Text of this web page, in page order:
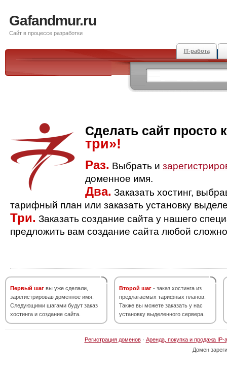
Gafandmur.ru
Сайт в процессе разработки
IT-работа
Сделать сайт просто
три»!
Раз. Выбрать и
доменное имя.
Два. Заказать хостинг,
тарифный план или заказать установку
Три. Заказать создание сайта у нашего
предложить вам создание сайта любой
Первый шаг вы уже сделали,
зарегистрировав доменное имя.
Следующими шагами будут заказ
хостинга и создание сайта.
Второй шаг - заказ хостинга из
предлагаемых тарифных планов.
Также вы можете заказать у нас
установку выделенного сервера.
Регистрация доменов· Аренда, покупка и продажа IP-
Домен